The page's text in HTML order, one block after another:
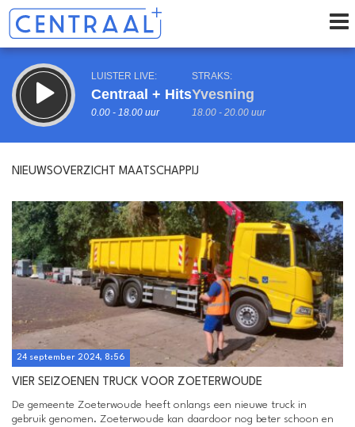
LUISTER LIVE:
Centraal + Hits
0.00 - 18.00 uur
STRAKS:
Yvesning
18.00 - 20.00 uur
Vorig uur Volgend uur
Inklappen
NIEUWSOVERZICHT MAATSCHAPPIJ
24 september 2024, 8:56
VIER SEIZOENEN TRUCK VOOR ZOETERWOUDE
De gemeente Zoeterwoude heeft onlangs een nieuwe truck in
gebruik genomen. Zoeterwoude kan daardoor nog beter schoon en